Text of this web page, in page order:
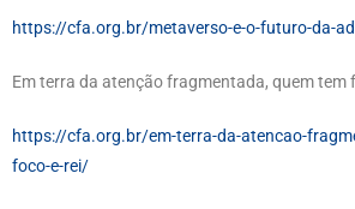
https://cfa.org.br/metaverso-e-o-futuro-da-
Em terra da atenção fragmentada, quem tem
https://cfa.org.br/em-terra-da-atencao-
foco-e-rei/